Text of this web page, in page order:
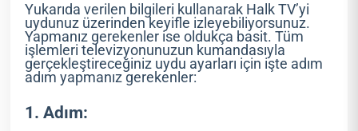
Yukarıda verilen bilgileri kullanarak Halk TV’yi
uydunuz üzerinden keyifle izleyebiliyorsunuz.
Yapmanız gerekenler ise oldukça basit. Tüm
işlemleri televizyonunuzun kumandasıyla
gerçekleştireceğiniz uydu ayarları için işte adım
adım yapmanız gerekenler:
1. Adım: